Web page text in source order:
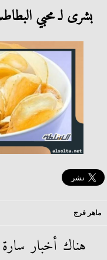
بشرى لـ محبي
ماهر فرج
هناك أخبار